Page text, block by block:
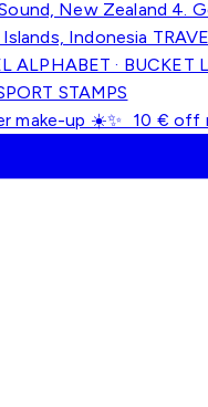
make-up ☀️✨ 10 € off